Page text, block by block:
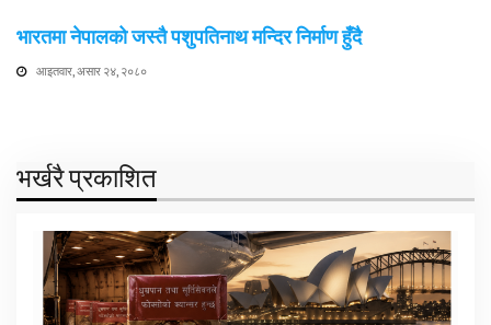
भारतमा नेपालको जस्तै पशुपतिनाथ मन्दिर निर्माण हुँदै
आइतवार, असार २४, २०८०
भर्खरै प्रकाशित